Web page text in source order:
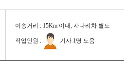
이송거리 : 15Km 이내, 사다리차 별도
작업인원 : 기사 1명 도움